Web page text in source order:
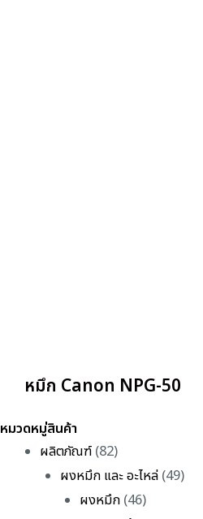
หมึก Canon NPG-50
หมวดหมู่สินค้า
ผลิตภัณฑ์ (82)
ผงหมึก และ อะไหล่(49)
ผงหมึก (46)